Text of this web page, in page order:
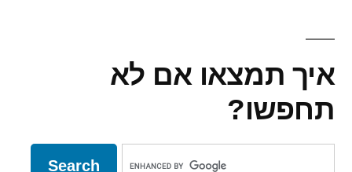
לחם
תירס
איך תמצאו אם לא
תחפשו?